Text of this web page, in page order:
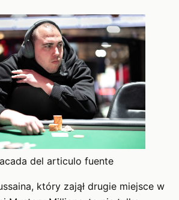
del articulo fuente
który zajął drugie miejsce w